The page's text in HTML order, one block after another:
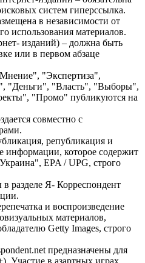
систем гиперссылка.
в независимости от
использования материалов.
изданий) – должна быть
или в первом абзаце
"Экспертиза",
"Деньги", "Власть", "Выборы",
"Промо" публикуются на
совместно с
републикация и
информации, которое содержит
EPA / UPG, строго
разделе Я- Корреспондент
и воспроизведение
материалов,
Getty Images, строго
предназначены для
Участие в азартных играх